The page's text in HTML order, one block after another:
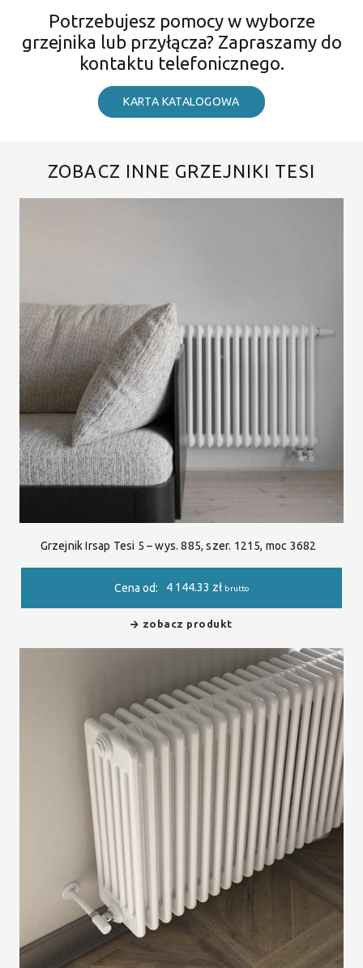
Potrzebujesz pomocy w wyborze
grzejnika lub przyłącza? Zapraszamy do
kontaktu telefonicznego.
KARTA KATALOGOWA
ZOBACZ INNE GRZEJNIKI TESI
Grzejnik Irsap Tesi 5 – wys. 885, szer. 1215, moc 3682
Cena od: 4 144.33 zł brutto
zobacz produkt